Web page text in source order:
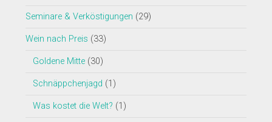
Seminare & Verköstigungen (29)
Wein nach Preis (33)
Goldene Mitte(30)
Schnäppchenjagd (1)
Was kostet die Welt? (1)